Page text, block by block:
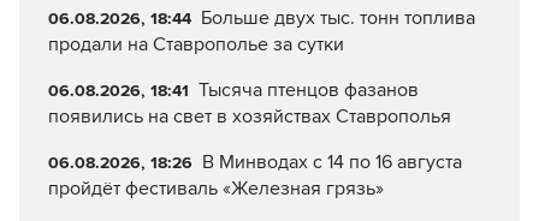
06.08.2026, 18:44 Больше двух тыс. тонн топлива
продали на Ставрополье за сутки
06.08.2026, 18:41 Тысяча птенцов фазанов
появились на свет в хозяйствах Ставрополья
06.08.2026, 18:26 В Минводах с 14 по 16 августа
пройдёт фестиваль «Железная грязь»